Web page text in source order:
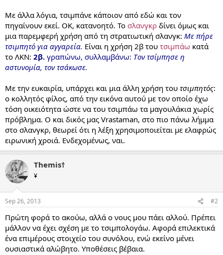
Με άλλα λόγια, τσιμπάνε κάποιον από εδώ και τον
πηγαίνουν εκεί. ΟΚ, κατανοητό. Το σλανγκρ δίνει όμως και
μια παρεμφερή χρήση από τη στρατιωτική σλανγκ: Με πήρε
τσιμπητό για αγγαρεία. Είναι η χρήση 2β του τσιμπάω κατά
το ΛΚΝ: 2β. γραπώνω, συλλαμβάνω: Tον τσίμπησε η
αστυνομία, τον τσάκωσε.
Με την ευκαιρία, υπάρχει και μια άλλη χρήση του τσιμπητός:
ο κολλητός φίλος, από την εικόνα αυτού με τον οποίο έχω
τόση οικειότητα ώστε να του τσιμπάω τα μαγουλάκια χωρίς
πρόβλημα. Ο και δικός μας Vrastaman, στο πιο πάνω λήμμα
στο σλανγκρ, θεωρεί ότι η λέξη χρησιμοποιείται με ελαφρώς
ειρωνική χροιά. Ενδεχομένως, ναι.
Themis†
¥
Sep 26, 2013 #2
Πρώτη φορά το ακούω, αλλά ο νους μου πάει αλλού. Πρέπει
μάλλον να έχει σχέση με το τσιμπολογάω. Αφορά επιλεκτικά
ένα επιμέρους στοιχείο του συνόλου, ενώ εκείνο μένει
ουσιαστικά αλώβητο. Υποθέσεις βέβαια.